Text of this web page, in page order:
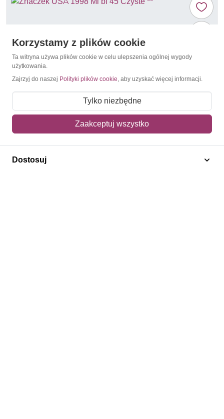
Amerykańscy prezydenci
USA 1998 Mi bl 45 Czyste **
Korzystamy z plików cookie
Ta witryna używa plików cookie w celu ulepszenia ogólnej wygody
użytkowania.
Zajrzyj do naszej Polityki plików cookie, aby uzyskać więcej informacji.
Tylko niezbędne
Zaakceptuj wszystko
Dostosuj